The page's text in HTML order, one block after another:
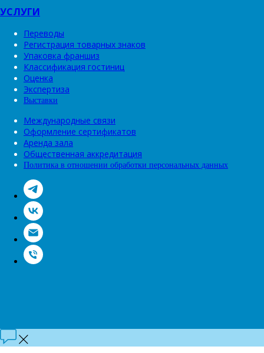
УСЛУГИ
Переводы
Регистрация товарных знаков
Упаковка франшиз
Классификация гостиниц
Оценка
Экспертиза
Выставки
Международные связи
Оформление сертификатов
Аренда зала
Общественная аккредитация
Политика в отношении обработки персональных данных